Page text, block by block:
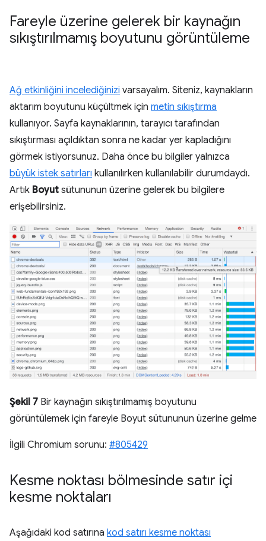
Fareyle üzerine gelerek bir kaynağın
sıkıştırılmamış boyutunu görüntüleme
Ağ etkinliğini incelediğinizi varsayalım. Siteniz, kaynakların
aktarım boyutunu küçültmek için metin sıkıştırma
kullanıyor. Sayfa kaynaklarının, tarayıcı tarafından
sıkıştırması açıldıktan sonra ne kadar yer kapladığını
görmek istiyorsunuz. Daha önce bu bilgiler yalnızca
büyük istek satırları kullanılırken kullanılabilir durumdaydı.
Artık Boyut sütununun üzerine gelerek bu bilgilere
erişebilirsiniz.
Şekil 7 Bir kaynağın sıkıştırılmamış boyutunu
görüntülemek için fareyle Boyut sütununun üzerine gelme
İlgili Chromium sorunu: #805429
Kesme noktası bölmesinde satır içi
kesme noktaları
Aşağıdaki kod satırına kod satırı kesme noktası